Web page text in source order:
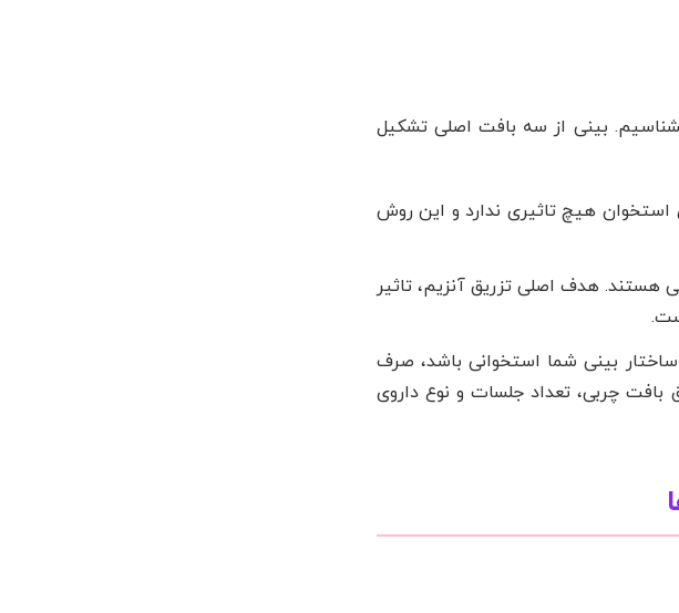
بشناسیم. بینی از سه بافت اصلی تشکیل
استخوان هیچ تاثیری ندارد و این روش
هدف اصلی تزریق آنزیم، تاثیر
بینی شما استخوانی باشد، صرف
چربی، تعداد جلسات و نوع داروی